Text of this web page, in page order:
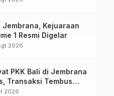
Jembrana, Kejuaraan
1 Resmi Digelar
2026
PKK Bali di Jembrana
Transaksi Tembus
Sehari
2026